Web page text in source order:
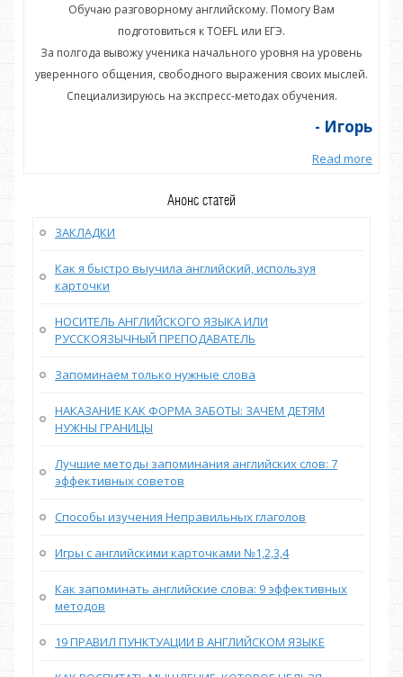
Обучаю разговорному английскому. Помогу Вам
подготовиться к TOEFL или ЕГЭ.
За полгода вывожу ученика начального уровня на уровень
уверенного общения, свободного выражения своих мыслей.
Специализируюсь на экспресс-методах обучения.
- Игорь
Read more
Анонс статей
ЗАКЛАДКИ
Как я быстро выучила английский, используя
карточки
НОСИТЕЛЬ АНГЛИЙСКОГО ЯЗЫКА ИЛИ
РУССКОЯЗЫЧНЫЙ ПРЕПОДАВАТЕЛЬ
Запоминаем только нужные слова
НАКАЗАНИЕ КАК ФОРМА ЗАБОТЫ: ЗАЧЕМ ДЕТЯМ
НУЖНЫ ГРАНИЦЫ
Лучшие методы запоминания английских слов: 7
эффективных советов
Способы изучения Неправильных глаголов
Игры с английскими карточками №1,2,3,4
Как запоминать английские слова: 9 эффективных
методов
19 ПРАВИЛ ПУНКТУАЦИИ В АНГЛИЙСКОМ ЯЗЫКЕ